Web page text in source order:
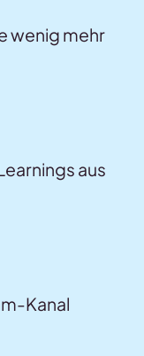
wenig mehr
aus
Kanal